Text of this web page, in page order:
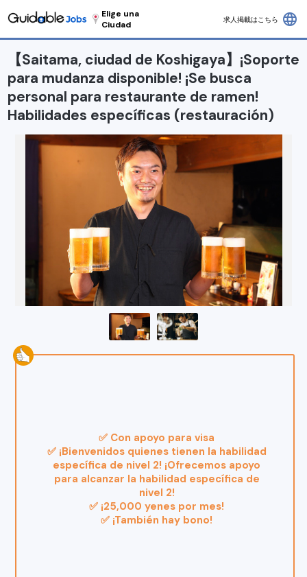
Elige una
Ciudad
求人掲載はこちら language
【Saitama, ciudad de Koshigaya】¡Soporte
para mudanza disponible! ¡Se busca
personal para restaurante de ramen!
Habilidades específicas (restauración)
✅ Con apoyo para visa
✅ ¡Bienvenidos quienes tienen la habilidad
específica de nivel 2! ¡Ofrecemos apoyo
para alcanzar la habilidad específica de
nivel 2!
✅ ¡25,000 yenes por mes!
✅ ¡También hay bono!